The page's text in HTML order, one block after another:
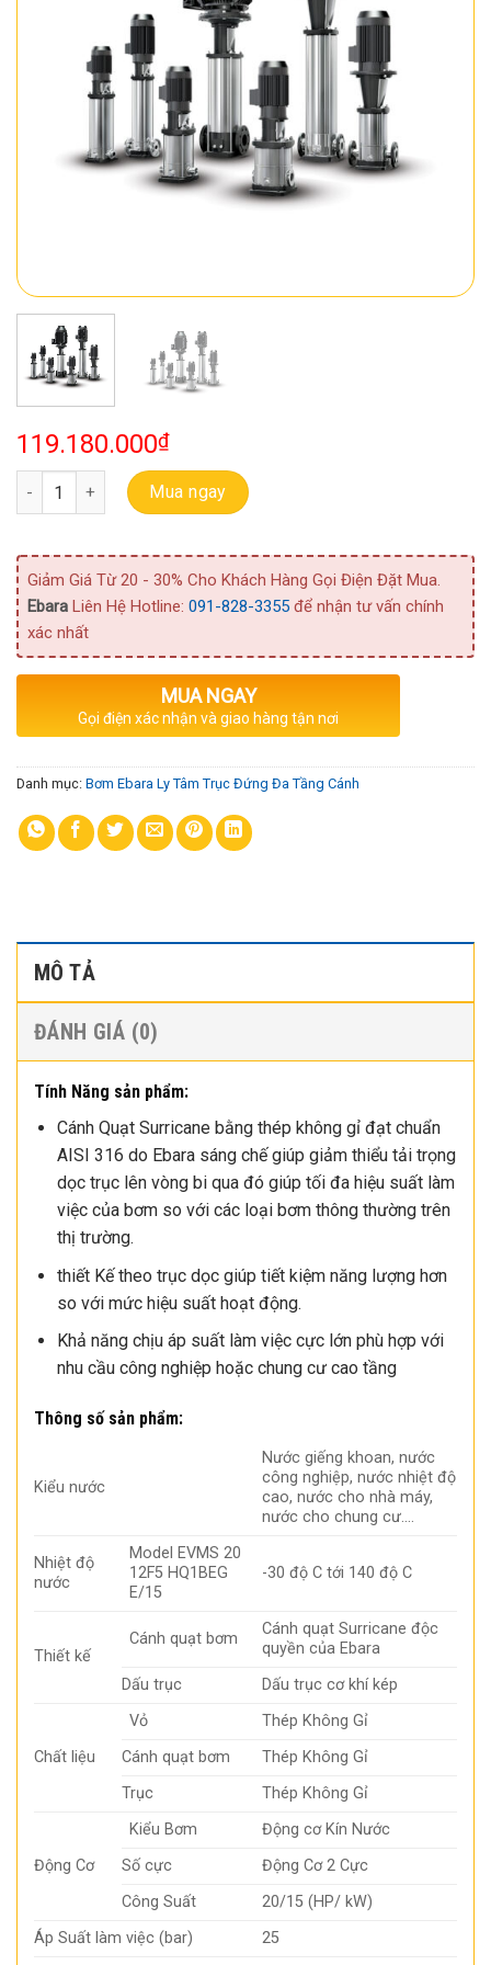
119.180.000₫
Bơm Đa Tầng Cánh Trục Đứng Ebara EVMS 20 12F5 HQ1BEG E/
Mua ngay
Giảm Giá Từ 20 - 30% Cho Khách Hàng Gọi Điện Đặt Mua.
Ebara Liên Hệ Hotline: 091-828-3355 để nhận tư vấn chính
xác nhất
MUA NGAY
Gọi điện xác nhận và giao hàng tận nơi
Danh mục: Bơm Ebara Ly Tâm Trục Đứng Đa Tầng Cánh
MÔ TẢ
ĐÁNH GIÁ (0)
Tính Năng sản phẩm:
Cánh Quạt Surricane bằng thép không gỉ đạt chuẩn
AISI 316 do Ebara sáng chế giúp giảm thiểu tải trọng
dọc trục lên vòng bi qua đó giúp tối đa hiệu suất làm
việc của bơm so với các loại bơm thông thường trên
thị trường.
thiết Kế theo trục dọc giúp tiết kiệm năng lượng hơn
so với mức hiệu suất hoạt động.
Khả năng chịu áp suất làm việc cực lớn phù hợp với
nhu cầu công nghiệp hoặc chung cư cao tầng
Thông số sản phẩm:
Kiểu nước
Nước giếng khoan, nước
công nghiệp, nước nhiệt độ
cao, nước cho nhà máy,
nước cho chung cư….
Nhiệt độ
nước
Model EVMS 20
12F5 HQ1BEG
E/15
-30 độ C tới 140 độ C
Thiết kế
Cánh quạt bơm
Cánh quạt Surricane độc
quyền của Ebara
Dấu trục
Dấu trục cơ khí kép
Chất liệu
Vỏ
Thép Không Gỉ
Cánh quạt bơm
Thép Không Gỉ
Trục
Thép Không Gỉ
Động Cơ
Kiểu Bơm
Động cơ Kín Nước
Số cực
Động Cơ 2 Cực
Công Suất
20/15 (HP/ kW)
Áp Suất làm việc (bar)
25